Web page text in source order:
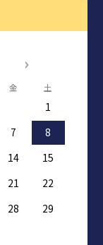
金 土
1
7
8
14
15
21
22
28
29